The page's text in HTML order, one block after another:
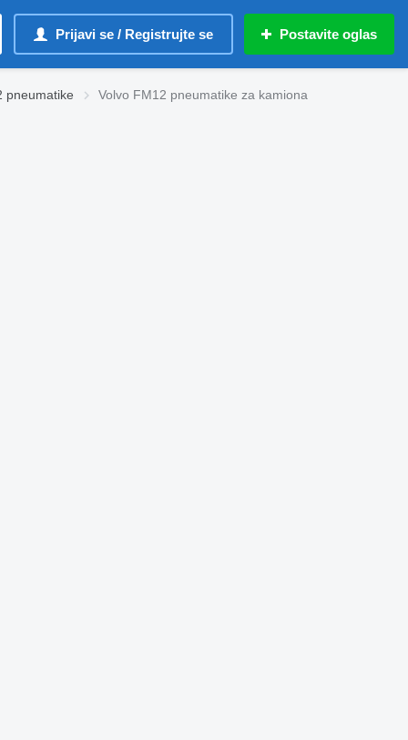
Prijavi se / Registrujte se Postavite oglas
pneumatikе Volvo FM12 pneumatikе za kamiona